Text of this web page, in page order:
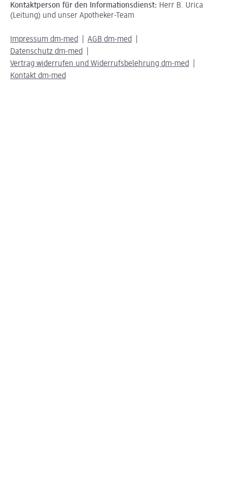
Kontaktperson für den Informationsdienst: Herr B. Urica
(Leitung) und unser Apotheker-Team
Impressum dm-med
AGB dm-med
Datenschutz dm-med
Vertrag widerrufen und Widerrufsbelehrung dm-med
Kontakt dm-med